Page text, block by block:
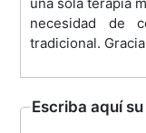
una sola terapia
necesidad de
tradicional.
Escriba aquí